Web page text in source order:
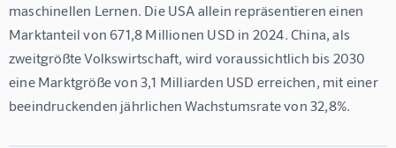
maschinellen Lernen. Die USA allein repräsentieren einen
Marktanteil von 671,8 Millionen USD in 2024. China, als
zweitgrößte Volkswirtschaft, wird voraussichtlich bis 2030
eine Marktgröße von 3,1 Milliarden USD erreichen, mit einer
beeindruckenden jährlichen Wachstumsrate von 32,8%.